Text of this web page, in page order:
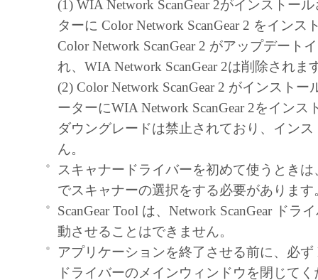
ア」を使用することはできません。
１．許諾
(1) キヤノンは、お客様が「キヤノン製品
のために、「キヤノン製品」に直接または
通じ接続される複数のコンピューター（以
と言います。）において、「本ソフトウェ
契約書においては、「本ソフトウェア」を
の記憶媒体上にインストールすること、ま
ターにおいて表示すること、アクセスする
実行することのいずれも含むものとします
非独占的権利をお客様に対して許諾します
た「指定機器」にネットワークを通じて接
ューター上で、かかるコンピューターの使
(1) WIA Network ScanGear 2がインストー
ターに Color Network ScanGear 2 をインス
Color Network ScanGear 2 がアップデート
れ、WIA Network ScanGear 2は削除されま
(2) Color Network ScanGear 2 がインスト
ーターにWIA Network ScanGear 2をインス
ダウングレードは禁止されており、イン
ん。
スキャナードライバーを初めて使うときは
でスキャナーの選択をする必要があります
ScanGear Tool は、Network ScanGear ドラ
動させることはできません。
アプリケーションを終了させる前に、必ず
ドライバーのメインウィンドウを閉じて